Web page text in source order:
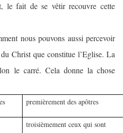
le fait de se vêtir recouvre cette
nous pouvons aussi percevoir
Christ que constitue l’Eglise. La
le carré. Cela donne la chose
premièrement des apôtres
troisièmement ceux qui sont